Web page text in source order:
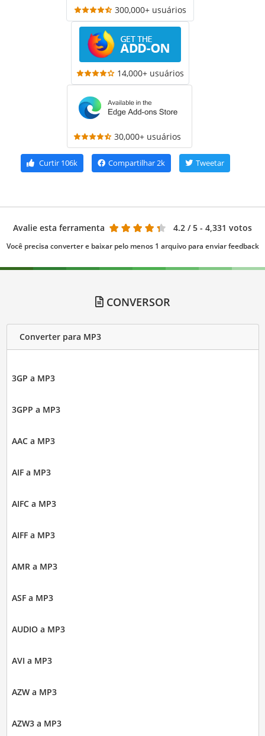
300,000+ usuários
14,000+ usuários
30,000+ usuários
Curtir 106k Compartilhar 2k Tweetar
Avalie esta ferramenta 4.2 / 5 - 4,331 votos
Você precisa converter e baixar pelo menos 1 arquivo para enviar feedback
CONVERSOR
Converter para MP3
3GP a MP3
3GPP a MP3
AAC a MP3
AIF a MP3
AIFC a MP3
AIFF a MP3
AMR a MP3
ASF a MP3
AUDIO a MP3
AVI a MP3
AZW a MP3
AZW3 a MP3